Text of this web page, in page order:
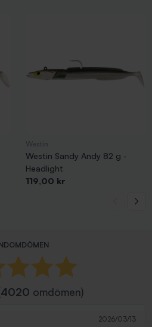
Westin Sandy Andy 82 g -
Headlight
Pris
119,00 kr
4020 omdömen)
2026/03/13